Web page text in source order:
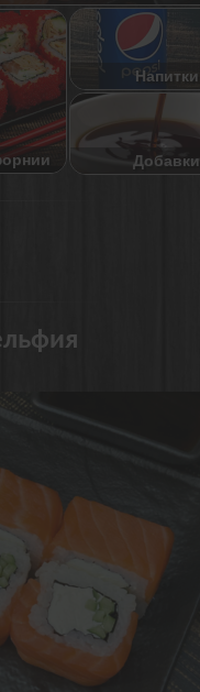
Напитки
Добавки